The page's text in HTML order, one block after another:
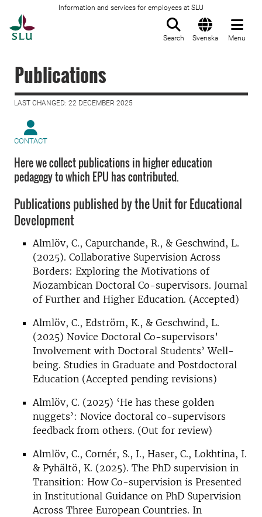
Information and services for employees at SLU
Search Svenska Menu
Publications
LAST CHANGED: 22 DECEMBER 2025
CONTACT
Here we collect publications in higher education
pedagogy to which EPU has contributed.
Publications published by the Unit for Educational
Development
Almlöv, C., Capurchande, R., & Geschwind, L.
(2025). Collaborative Supervision Across
Borders: Exploring the Motivations of
Mozambican Doctoral Co-supervisors. Journal
of Further and Higher Education. (Accepted)
Almlöv, C., Edström, K., & Geschwind, L.
(2025) Novice Doctoral Co-supervisors’
Involvement with Doctoral Students’ Well-
being. Studies in Graduate and Postdoctoral
Education (Accepted pending revisions)
Almlöv, C. (2025) ‘He has these golden
nuggets’: Novice doctoral co-supervisors
feedback from others. (Out for review)
Almlöv, C., Cornér, S., I., Haser, C., Lokhtina, I.
& Pyhältö, K. (2025). The PhD supervision in
Transition: How Co-supervision is Presented
in Institutional Guidance on PhD Supervision
Across Three European Countries. In